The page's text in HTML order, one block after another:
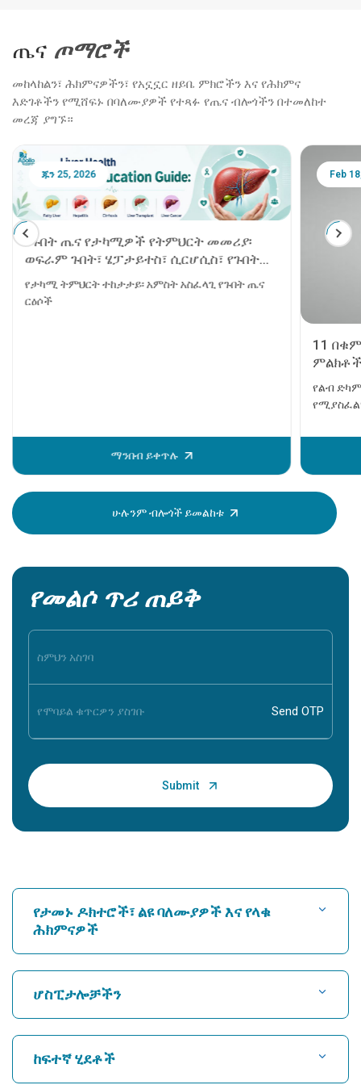
ጤና ጦማሮች
መከላከልን፣ ሕክምናዎችን፣ የአኗኗር ዘይቤ ምክሮችን እና የሕክምና
እድገቶችን የሚሸፍኑ በባለሙያዎች የተጻፉ የጤና ብሎጎችን በተመለከተ
መረጃ ያግኙ።
ጁን 25, 2026
የጉበት ጤና የታካሚዎች የትምህርት መመሪያ፡
ወፍራም ጉበት፣ ሄፓታይተስ፣ ሲርሆሲስ፣ የጉበት
ንቅለ ተከላ እና የጉበት ካንሰር
የታካሚ ትምህርት ተከታታይ፡ አምስት አስፈላጊ የጉበት ጤና
ርዕሶች
ማንበብ ይቀጥሉ
Feb
11
የልብ
ከመከሰቱ
ሰው
ማወቅ
ሁሉንም ብሎጎች ይመልከቱ
የመልሶ ጥሪ ጠይቅ
የታመኑ ዶክተሮች፣ ልዩ ባለሙያዎች እና የላቁ
ሕክምናዎች
ሆስፒታል ፈልግ
የልብ ሐኪም ያግኙ
ሆስፒታሎቻችን
ከፍተኛ ሂደቶች